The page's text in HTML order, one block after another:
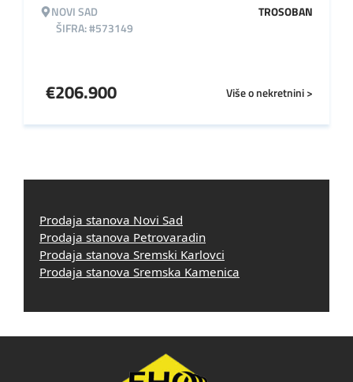
NOVI SAD
ŠIFRA: #573149
TROSOBAN
Više o nekretnini >
€206.900
Prodaja stanova Novi Sad
Prodaja stanova Petrovaradin
Prodaja stanova Sremski Karlovci
Prodaja stanova Sremska Kamenica